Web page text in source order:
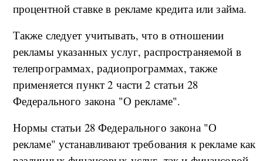
процентной ставке в рекламе кредита или займа.
Также следует учитывать, что в отношении
рекламы указанных услуг, распространяемой в
телепрограммах, радиопрограммах, также
применяется пункт 2 части 2 статьи 28
Федерального закона "О рекламе".
Нормы статьи 28 Федерального закона "О
рекламе" устанавливают требования к рекламе как